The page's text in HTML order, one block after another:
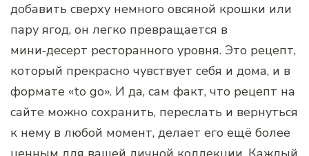
добавить сверху немного овсяной крошки или
пару ягод, он легко превращается в
мини‑десерт ресторанного уровня. Это рецепт,
который прекрасно чувствует себя и дома, и в
формате «to go». И да, сам факт, что рецепт на
сайте можно сохранить, переслать и вернуться
к нему в любой момент, делает его ещё более